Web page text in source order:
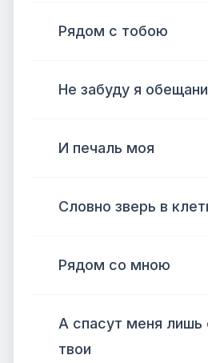
Рядом с тобою
Не забуду я
И печаль моя
Словно зверь в
Рядом со мною
А спасут меня лишь
твои